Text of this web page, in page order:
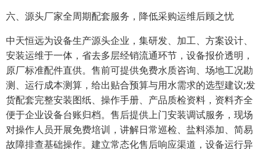
六、源头厂家全周期配套服务，降低采购运维后顾之忧
中天恒远为设备生产源头企业，集研发、加工、方案设计、
安装运维于一体，省去多层经销流通环节，设备报价透明，
原厂标准配件直供。售前可提供免费水质咨询、场地工况勘
测、运行成本测算，给出贴合预算与用水需求的选型建议;发
货配套完整安装图纸、操作手册、产品质检资料，资料齐全
便于企业设备台账归档。售后提供上门安装调试服务，现场
对操作人员开展免费培训，讲解日常巡检、盐料添加、简易
故障排查基础操作。建立常态化售后响应渠道，设备运行异